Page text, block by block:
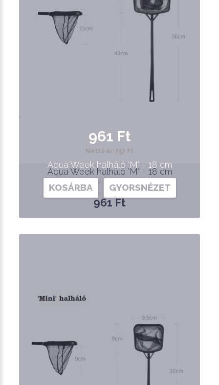
Aqua Week halháló 'M' - 18 cm
961 Ft
961 Ft
Nettó ár: 757 Ft
Aqua Week halháló 'M' - 18 cm
KOSÁRBA GYORSNÉZET